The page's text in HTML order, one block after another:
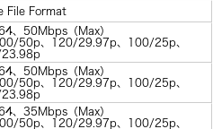
File Format
、50Mbps（Max）
50p、120/29.97p、100/25p、
23.98p
、50Mbps（Max）
50p、120/29.97p、100/25p、
23.98p
、35Mbps（Max）
50p、120/29.97p、100/25p、